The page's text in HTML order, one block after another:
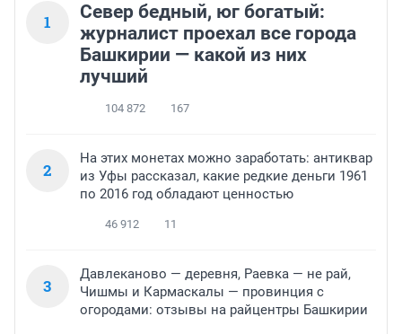
1
Север бедный, юг богатый:
журналист проехал все города
Башкирии — какой из них
лучший
104 872 167
2
На этих монетах можно заработать: антиквар
из Уфы рассказал, какие редкие деньги 1961
по 2016 год обладают ценностью
46 912 11
3
Давлеканово — деревня, Раевка — не рай,
Чишмы и Кармаскалы — провинция с
огородами: отзывы на райцентры Башкирии